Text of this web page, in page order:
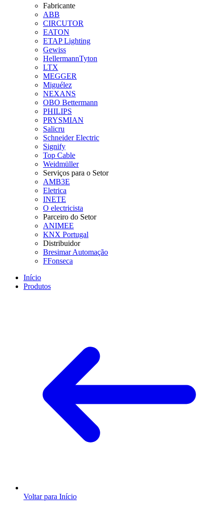
Fabricante
ABB
CIRCUTOR
EATON
ETAP Lighting
Gewiss
HellermannTyton
LTX
MEGGER
Miguélez
NEXANS
OBO Bettermann
PHILIPS
PRYSMIAN
Salicru
Schneider Electric
Signify
Top Cable
Weidmüller
Serviços para o Setor
AMB3E
Eletrica
INETE
O electricista
Parceiro do Setor
ANIMEE
KNX Portugal
Distribuidor
Bresimar Automação
FFonseca
Início
Produtos
Voltar para Início